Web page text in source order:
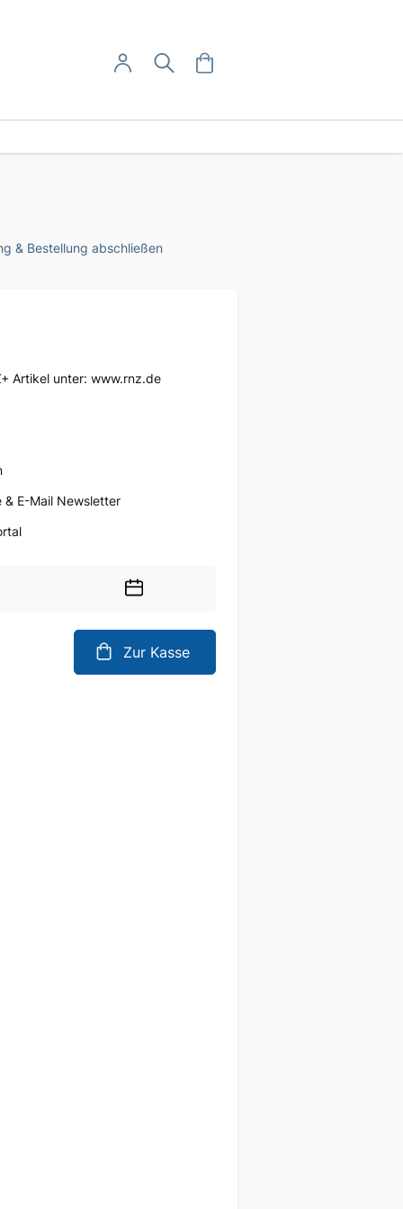
User-Menü
Anmelden
& Bestellung abschließen
Artikel unter: www.rnz.de
& E-Mail Newsletter
Datum
Zur Kasse